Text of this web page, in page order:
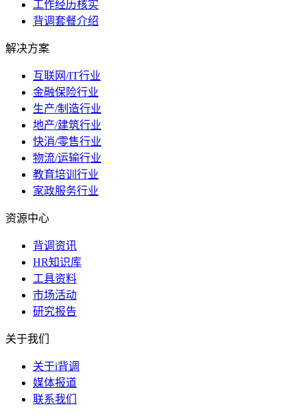
工作经历核实
背调套餐介绍
解决方案
互联网/IT行业
金融保险行业
生产/制造行业
地产/建筑行业
快消/零售行业
物流/运输行业
教育培训行业
家政服务行业
资源中心
背调资讯
HR知识库
工具资料
市场活动
研究报告
关于我们
关于i背调
媒体报道
联系我们